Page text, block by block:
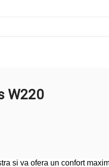
W220
si va ofera un confort